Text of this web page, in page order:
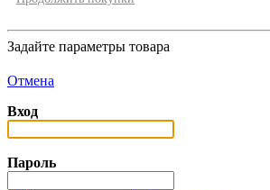
Задайте параметры товара
Отмена
Вход
Пароль